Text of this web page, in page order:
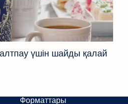
үшін шайды қалай
Форматтары